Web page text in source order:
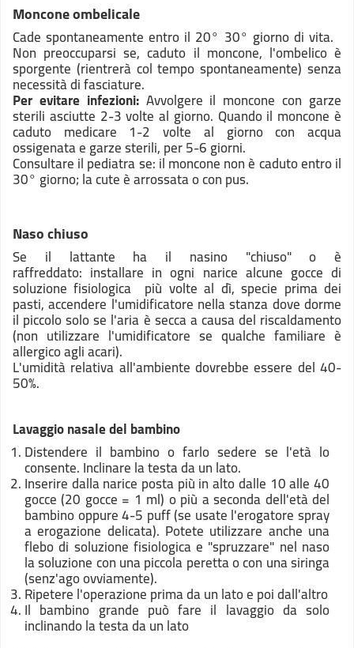
Moncone ombelicale
Cade spontaneamente entro il 20° 30° giorno di vita.
Non preoccuparsi se, caduto il moncone, l'ombelico è
sporgente (rientrerà col tempo spontaneamente) senza
necessità di fasciature.
Per evitare infezioni: Avvolgere il moncone con garze
sterili asciutte 2-3 volte al giorno. Quando il moncone è
caduto medicare 1-2 volte al giorno con acqua
ossigenata e garze sterili, per 5-6 giorni.
Consultare il pediatra se: il moncone non è caduto entro il
30° giorno; la cute è arrossata o con pus.
Naso chiuso
Se il lattante ha il nasino "chiuso" o è
raffreddato: installare in ogni narice alcune gocce di
soluzione fisiologica più volte al dì, specie prima dei
pasti, accendere l'umidificatore nella stanza dove dorme
il piccolo solo se l'aria è secca a causa del riscaldamento
(non utilizzare l'umidificatore se qualche familiare è
allergico agli acari).
L'umidità relativa all'ambiente dovrebbe essere del 40-
50%.
Lavaggio nasale del bambino
Distendere il bambino o farlo sedere se l'età lo
consente. Inclinare la testa da un lato.
Inserire dalla narice posta più in alto dalle 10 alle 40
gocce (20 gocce = 1 ml) o più a seconda dell'età del
bambino oppure 4-5 puff (se usate l'erogatore spray
a erogazione delicata). Potete utilizzare anche una
flebo di soluzione fisiologica e "spruzzare" nel naso
la soluzione con una piccola peretta o con una siringa
(senz'ago ovviamente).
Ripetere l'operazione prima da un lato e poi dall'altro
Il bambino grande può fare il lavaggio da solo
inclinando la testa da un lato